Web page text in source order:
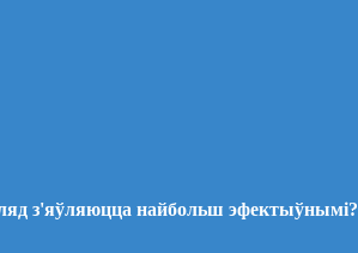
з'яўляюцца найбольш эфектыўнымі?